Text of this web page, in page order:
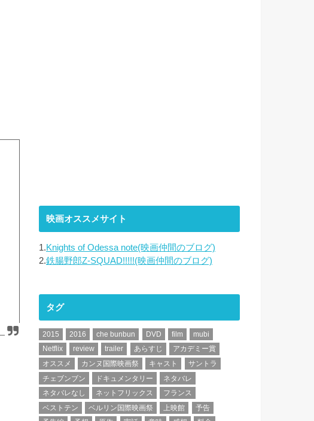
映画オススメサイト
1.Knights of Odessa note(映画仲間のブログ)
2.鉄腸野郎Z-SQUAD!!!!!(映画仲間のブログ)
タグ
2015 2016 che bunbun DVD film
mubi
Netflix
review trailer あらすじ
アカデミー賞
オススメ
カンヌ国際映画祭 キャスト
サントラ
チェブンブン
ドキュメンタリー
ネタバレ
ネタバレなし
ネットフリックス
フランス
ベストテン
ベルリン国際映画祭 上映館
予告